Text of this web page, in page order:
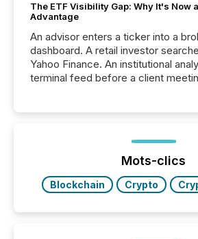
The ETF Visibility Gap: Why It's Now
Advantage
An advisor enters a ticker into a
dashboard. A retail investor
Yahoo Finance. An institutional
terminal feed before a client meeting. In
management. At the end of
industry included more than 15,600 products and
over 30,000 ...
Mots-clics
Blockchain Crypto